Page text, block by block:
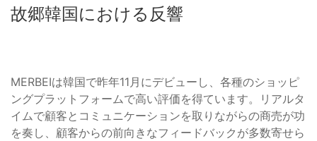
故郷韓国における反響
MERBEIは韓国で昨年11月にデビューし、各種のショッピ
ングプラットフォームで高い評価を得ています。リアルタ
イムで顧客とコミュニケーションを取りながらの商売が功
を奏し、顧客からの前向きなフィードバックが多数寄せら